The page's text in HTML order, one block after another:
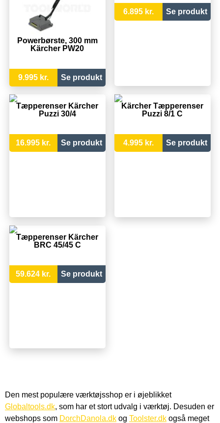
Powerbørste, 300 mm
Kärcher PW20
9.995 kr. Se produkt
6.895 kr. Se produkt
Tæpperenser Kärcher
Puzzi 30/4
16.995 kr. Se produkt
Kärcher Tæpperenser
Puzzi 8/1 C
4.995 kr. Se produkt
Tæpperenser Kärcher
BRC 45/45 C
59.624 kr. Se produkt
Den mest populære værktøjsshop er i øjeblikket
Globaltools.dk, som har et stort udvalg i værktøj. Desuden er
webshops som DorchDanola.dk og Toolster.dk også meget